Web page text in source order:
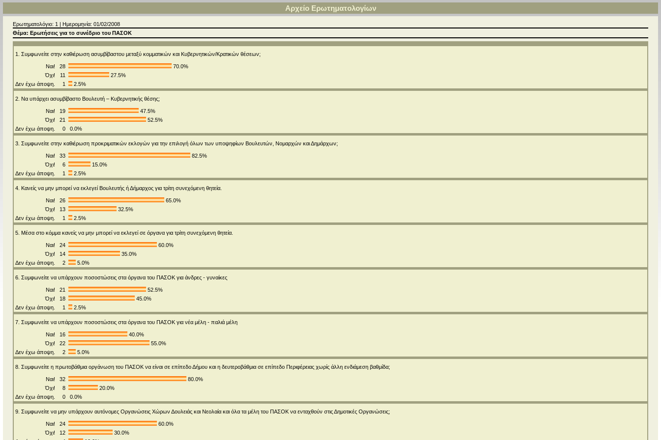
Αρχείο Ερωτηματολογίων
Ερωτηματολόγιο: 1 | Ημερομηνία: 01/02/2008
Θέμα: Ερωτήσεις για το συνέδριο του ΠΑΣΟΚ
1. Συμφωνείτε στην καθιέρωση ασυμβίβαστου μεταξύ κομματικών και Κυβερνητικών/Κρατικών θέσεων;
Ναι! 28
70.0%
Όχι!
11
27.5%
Δεν έχω άποψη.
1 2.5%
2. Να υπάρχει ασυμβίβαστο Βουλευτή – Κυβερνητικής θέσης;
Ναι! 19
47.5%
Όχι!
21
52.5%
Δεν έχω άποψη.
0 0.0%
3. Συμφωνείτε στην καθιέρωση προκριματικών εκλογών για την επιλογή όλων των υποψηφίων Βουλευτών, Νομαρχών και Δημάρχων;
Ναι! 33
82.5%
Όχι!
6
15.0%
Δεν έχω άποψη.
1 2.5%
4. Κανείς να μην μπορεί να εκλεγεί Βουλευτής ή Δήμαρχος για τρίτη συνεχόμενη θητεία.
Ναι! 26
65.0%
Όχι!
13
32.5%
Δεν έχω άποψη.
1 2.5%
5. Μέσα στο κόμμα κανείς να μην μπορεί να εκλεγεί σε όργανα για τρίτη συνεχόμενη θητεία.
Ναι! 24
60.0%
Όχι!
14
35.0%
Δεν έχω άποψη.
2 5.0%
6. Συμφωνείτε να υπάρχουν ποσοστώσεις στα όργανα του ΠΑΣΟΚ για άνδρες - γυναίκες
Ναι! 21
52.5%
Όχι!
18
45.0%
Δεν έχω άποψη.
1 2.5%
7. Συμφωνείτε να υπάρχουν ποσοστώσεις στα όργανα του ΠΑΣΟΚ για νέα μέλη - παλιά μέλη
Ναι! 16
40.0%
Όχι!
22
55.0%
Δεν έχω άποψη.
2 5.0%
8. Συμφωνείτε η πρωτοβάθμια οργάνωση του ΠΑΣΟΚ να είναι σε επίπεδο Δήμου και η δευτεροβάθμια σε επίπεδο Περιφέρειας χωρίς άλλη ενδιάμεση βαθμίδα;
Ναι! 32
80.0%
Όχι!
8
20.0%
Δεν έχω άποψη.
0 0.0%
9. Συμφωνείτε να μην υπάρχουν αυτόνομες Οργανώσεις Χώρων Δουλειάς και Νεολαία και όλα τα μέλη του ΠΑΣΟΚ να ενταχθούν στις Δημοτικές Οργανώσεις;
Ναι! 24
60.0%
Όχι!
12
30.0%